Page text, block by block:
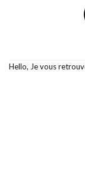
Hello, Je vous